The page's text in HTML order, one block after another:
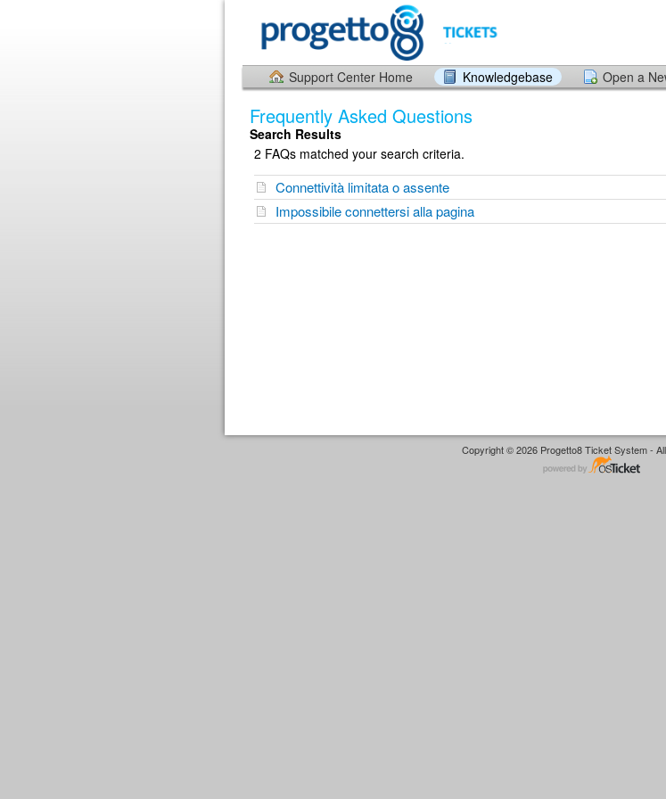
Support Center Home Knowledgebase Open a
Frequently Asked Questions
Search Results
2 FAQs matched your search criteria.
Connettività limitata o assente
Impossibile connettersi alla pagina
Copyright © 2026 Progetto8 Ticket System -